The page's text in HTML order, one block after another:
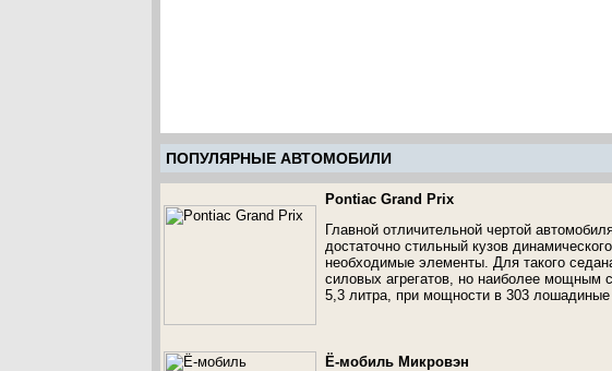
ПОПУЛЯРНЫЕ АВТОМОБИЛИ
Pontiac Grand Prix
Главной отличительной чертой
достаточно стильный кузов
необходимые элементы. Для такого
силовых агрегатов, но наиболее мощным
5,3 литра, при мощности в 303
Ё-мобиль Микровэн